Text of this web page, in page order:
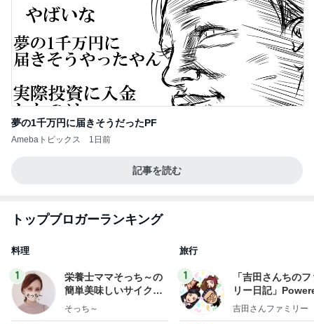
夢の1千万円に届きそうだったPF
Amebaトピックス 1日前
記事を読む
トップブロガーランキング
料理
1
栄養士ママそっち～の
簡単美味しいサイクル
献立
そっち～
旅行
1
「吉田さんちの
リー日記」
y Ameba 吉田さ
吉田さんファミリー